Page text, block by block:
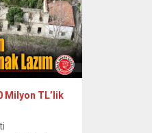
zeki bir kuş
Milyon TL’lik